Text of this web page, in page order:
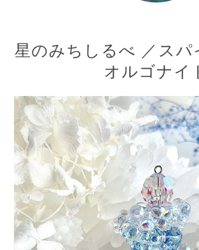
星のみちしるべ ／ス
オルゴナイ